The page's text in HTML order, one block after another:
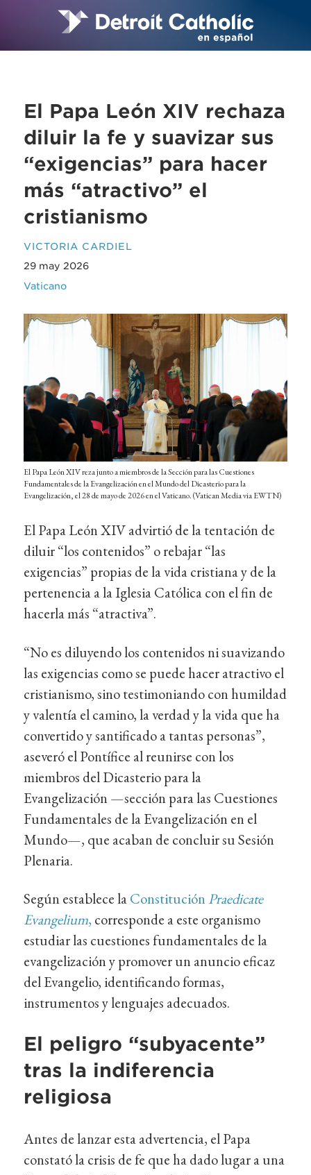
El Papa León XIV rechaza
diluir la fe y suavizar sus
“exigencias” para hacer
más “atractivo” el
cristianismo
VICTORIA CARDIEL
29 may 2026
Vaticano
El Papa León XIV reza junto a miembros de la Sección para las Cuestiones
Fundamentales de la Evangelización en el Mundo del Dicasterio para la
Evangelización, el 28 de mayo de 2026 en el Vaticano. (Vatican Media via EWTN)
El Papa León XIV advirtió de la tentación de
diluir “los contenidos” o rebajar “las
exigencias” propias de la vida cristiana y de la
pertenencia a la Iglesia Católica con el fin de
hacerla más “atractiva”.
“No es diluyendo los contenidos ni suavizando
las exigencias como se puede hacer atractivo el
cristianismo, sino testimoniando con humildad
y valentía el camino, la verdad y la vida que ha
convertido y santificado a tantas personas”,
aseveró el Pontífice al reunirse con los
miembros del Dicasterio para la
Evangelización —sección para las Cuestiones
Fundamentales de la Evangelización en el
Mundo—, que acaban de concluir su Sesión
Plenaria.
Según establece laConstituciónPraedicate
Evangelium, corresponde a este organismo
estudiar las cuestiones fundamentales de la
evangelización y promover un anuncio eficaz
del Evangelio, identificando formas,
instrumentos y lenguajes adecuados.
El peligro “subyacente”
tras la indiferencia
religiosa
Antes de lanzar esta advertencia, el Papa
constató la crisis de fe que ha dado lugar a una